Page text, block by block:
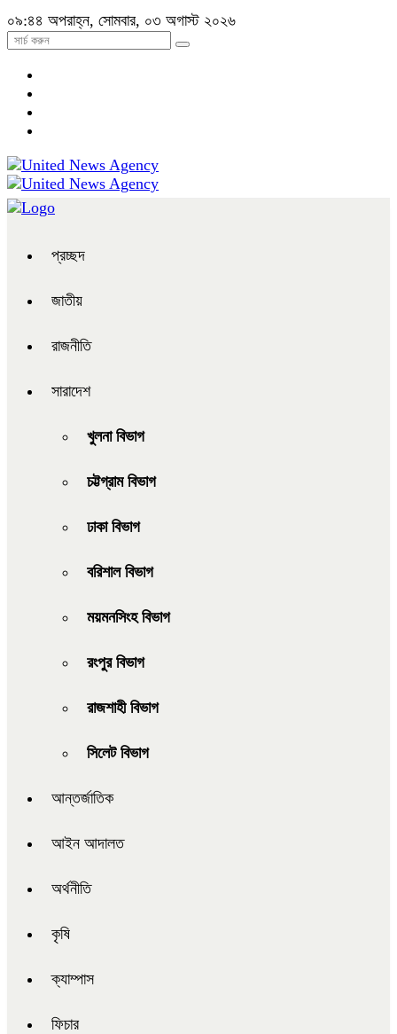
০৯:৪৪ অপরাহ্ন, সোমবার, ০৩ অগাস্ট ২০২৬
প্রচ্ছদ
জাতীয়
রাজনীতি
সারাদেশ
খুলনা বিভাগ
চট্টগ্রাম বিভাগ
ঢাকা বিভাগ
বরিশাল বিভাগ
ময়মনসিংহ বিভাগ
রংপুর বিভাগ
রাজশাহী বিভাগ
সিলেট বিভাগ
আন্তর্জাতিক
আইন আদালত
অর্থনীতি
কৃষি
ক্যাম্পাস
ফিচার